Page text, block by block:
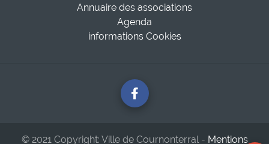
Annuaire des associations
Agenda
informations Cookies
© 2021 Copyright: Ville de Cournonterral - Mentions